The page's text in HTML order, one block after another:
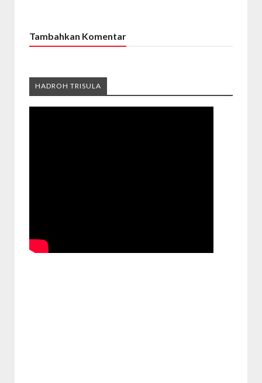
Tambahkan Komentar
HADROH TRISULA